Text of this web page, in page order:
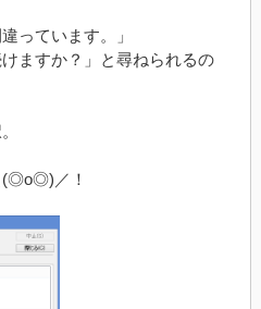
っています。」
ますか？」と尋ねられるの
(◎o◎)／！